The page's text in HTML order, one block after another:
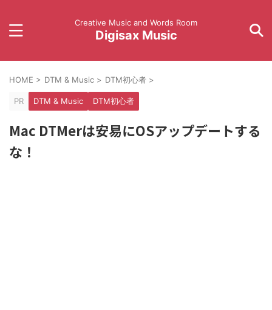
Creative Music and Words Room
Digisax Music
HOME > DTM & Music > DTM初心者 >
PR DTM & Music DTM初心者
Mac DTMerは安易にOSアップデートする
な！